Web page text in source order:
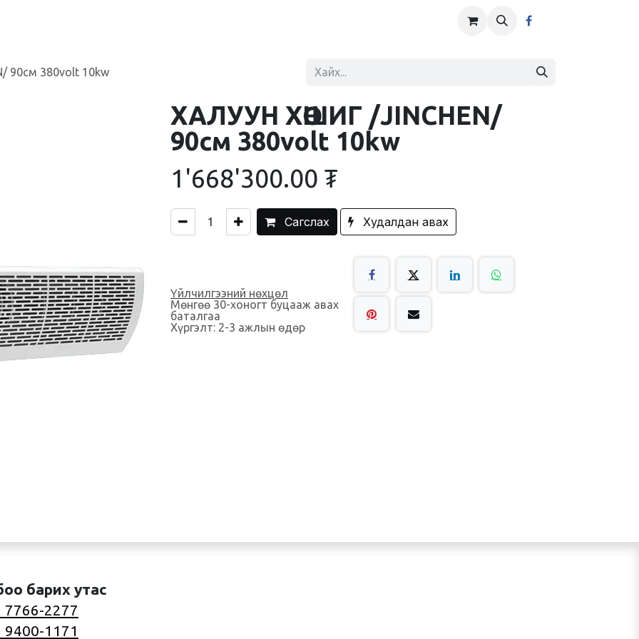
90см 380volt 10kw
ХАЛУУН ХӨШИГ /JINCHEN/
90см 380volt 10kw
1'668'300.00 ₮
Сагслах Худалдан авах
Үйлчилгээний нөхцөл
Мөнгөө 30-хоногт буцааж авах
баталгаа
Хүргэлт: 2-3 ажлын өдөр
барих утас
7766-2277
9400-1171